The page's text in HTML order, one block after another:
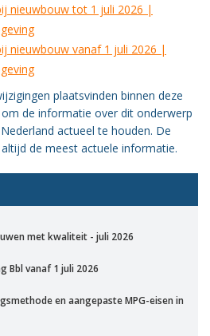
nieuwbouw tot 1 juli 2026 |
nieuwbouw vanaf 1 juli 2026 |
plaatsvinden binnen deze
de informatie over dit onderwerp
actueel te houden. De
de meest actuele informatie.
met kwaliteit - juli 2026
Bbl vanaf 1 juli 2026
en aangepaste MPG-eisen in